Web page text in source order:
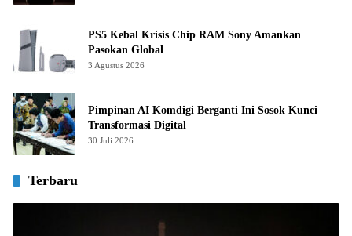
PS5 Kebal Krisis Chip RAM Sony Amankan
Pasokan Global
3 Agustus 2026
Pimpinan AI Komdigi Berganti Ini Sosok Kunci
Transformasi Digital
30 Juli 2026
Terbaru